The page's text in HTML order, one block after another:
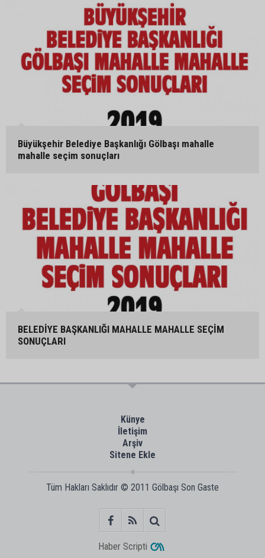
Büyükşehir Belediye Başkanlığı Gölbaşı mahalle
mahalle seçim sonuçları
BELEDİYE BAŞKANLIĞI MAHALLE MAHALLE SEÇİM
SONUÇLARI
Künye
İletişim
Arşiv
Sitene Ekle
Tüm Hakları Saklıdır © 2011 Gölbaşı Son Gaste
Haber Scripti